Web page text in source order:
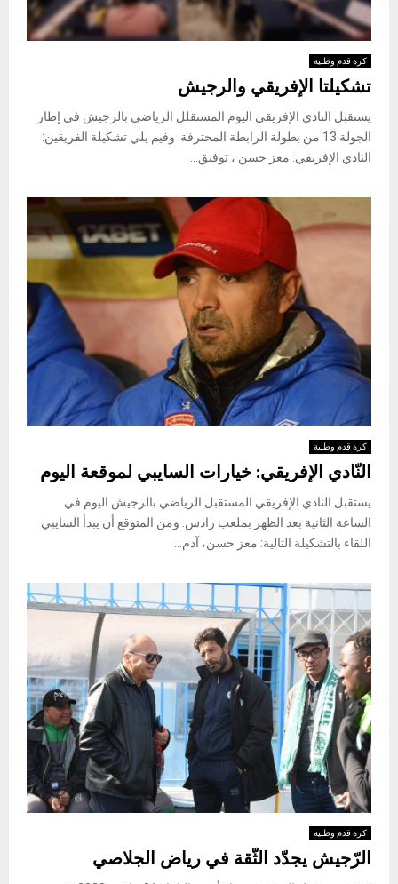
كرة قدم وطنية
تشكيلتا الإفريقي والرجيش
يستقبل النادي الإفريقي اليوم المستقلل الرياضي بالرجيش في إطار
الجولة 13 من بطولة الرابطة المحترفة. وفيم يلي تشكيلة الفريقين:
النادي الإفريقي: معز حسن ، توفيق...
كرة قدم وطنية
النّادي الإفريقي: خيارات السايبي لموقعة اليوم
يستقبل النادي الإفريقي المستقبل الرياضي بالرجيش اليوم في
الساعة الثانية بعد الظهر بملعب رادس. ومن المتوقع أن يبدأ السايبي
اللقاء بالتشكيلة التالية: معز حسن، آدم...
كرة قدم وطنية
الرّجيش يجدّد الثّقة في رياض الجلاصي